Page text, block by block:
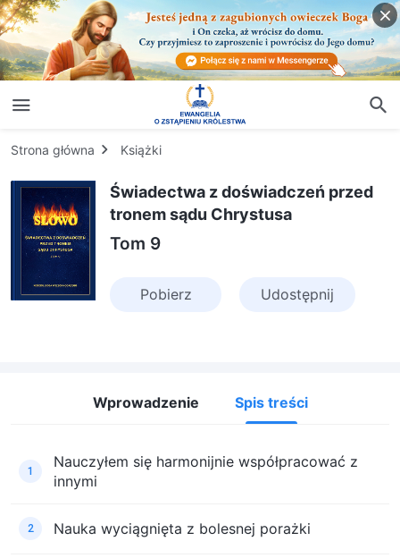
Strona główna Książki
Świadectwa z doświadczeń przed
tronem sądu Chrystusa
Tom 9
Pobierz Udostępnij
Wprowadzenie Spis treści
1
Nauczyłem się harmonijnie współpracować z
innymi
2 Nauka wyciągnięta z bolesnej porażki